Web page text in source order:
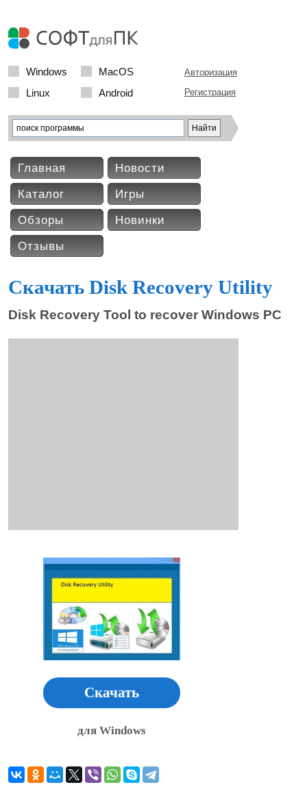
Windows
MacOS
Linux
Android
Авторизация
Регистрация
Главная
Новости
Каталог
Игры
Обзоры
Новинки
Отзывы
Скачать Disk Recovery Utility
Disk Recovery Tool to recover Windows PC
Скачать
для Windows